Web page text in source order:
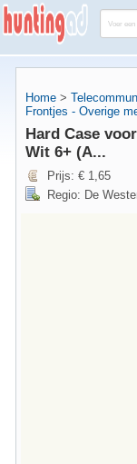
Home >
Frontjes - Overige
Hard Case
Wit 6+ (A...
Prijs: € 1,65
Regio: De